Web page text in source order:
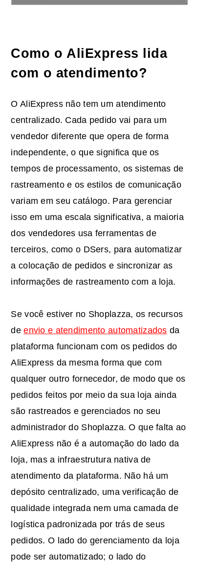
Como o AliExpress lida
com o atendimento?
O AliExpress não tem um atendimento
centralizado. Cada pedido vai para um
vendedor diferente que opera de forma
independente, o que significa que os
tempos de processamento, os sistemas de
rastreamento e os estilos de comunicação
variam em seu catálogo. Para gerenciar
isso em uma escala significativa, a maioria
dos vendedores usa ferramentas de
terceiros, como o DSers, para automatizar
a colocação de pedidos e sincronizar as
informações de rastreamento com a loja.
Se você estiver no Shoplazza, os recursos
deenvio e atendimento automatizados da
plataforma funcionam com os pedidos do
AliExpress da mesma forma que com
qualquer outro fornecedor, de modo que os
pedidos feitos por meio da sua loja ainda
são rastreados e gerenciados no seu
administrador do Shoplazza. O que falta ao
AliExpress não é a automação do lado da
loja, mas a infraestrutura nativa de
atendimento da plataforma. Não há um
depósito centralizado, uma verificação de
qualidade integrada nem uma camada de
logística padronizada por trás de seus
pedidos. O lado do gerenciamento da loja
pode ser automatizado; o lado do